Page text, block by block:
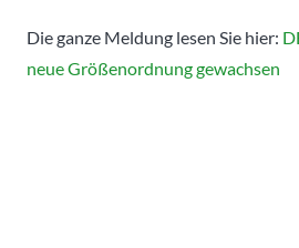
Die ganze Meldung lesen Sie hier:
neue Größenordnung gewachsen